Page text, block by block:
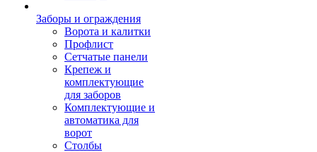
Заборы и ограждения
Ворота и калитки
Профлист
Сетчатые панели
Крепеж и
комплектующие
для заборов
Комплектующие и
автоматика для
ворот
Столбы